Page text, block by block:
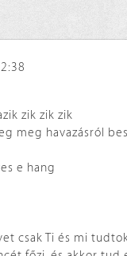
zik zik zik
meg havazásról
e hang
csak Ti és mi